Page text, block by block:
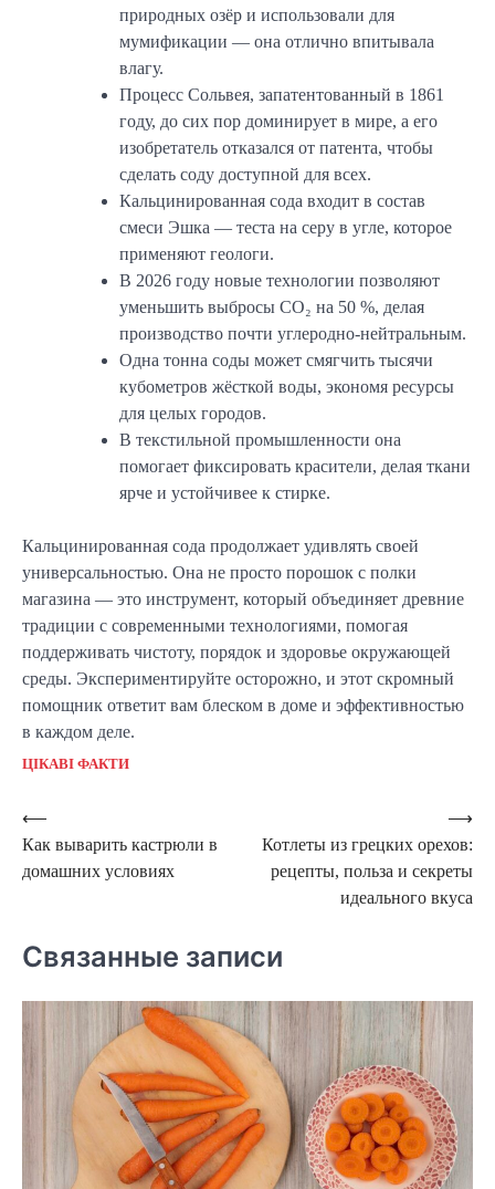
природных озёр и использовали для
мумификации — она отлично впитывала
влагу.
Процесс Сольвея, запатентованный в 1861
году, до сих пор доминирует в мире, а его
изобретатель отказался от патента, чтобы
сделать соду доступной для всех.
Кальцинированная сода входит в состав
смеси Эшка — теста на серу в угле, которое
применяют геологи.
В 2026 году новые технологии позволяют
уменьшить выбросы CO₂ на 50 %, делая
производство почти углеродно-нейтральным.
Одна тонна соды может смягчить тысячи
кубометров жёсткой воды, экономя ресурсы
для целых городов.
В текстильной промышленности она
помогает фиксировать красители, делая ткани
ярче и устойчивее к стирке.
Кальцинированная сода продолжает удивлять своей
универсальностью. Она не просто порошок с полки
магазина — это инструмент, который объединяет древние
традиции с современными технологиями, помогая
поддерживать чистоту, порядок и здоровье окружающей
среды. Экспериментируйте осторожно, и этот скромный
помощник ответит вам блеском в доме и эффективностью
в каждом деле.
ЦІКАВІ ФАКТИ
Навигация
по
⟵
Как выварить кастрюли в
домашних условиях
Котлеты из грецких орехов:
рецепты, польза и секреты
идеального вкуса
⟶
Связанные записи